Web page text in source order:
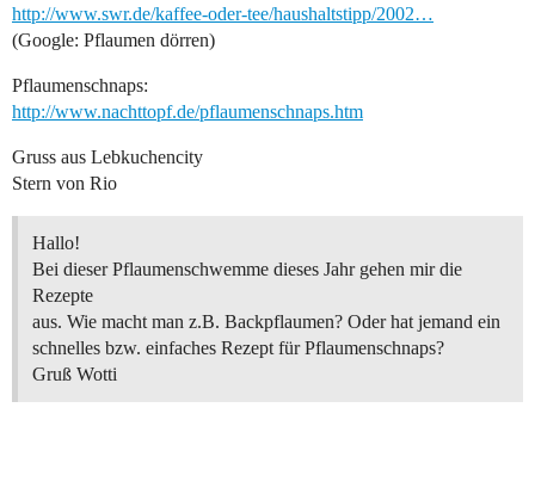
http://www.swr.de/kaffee-oder-tee/haushaltstipp/2002…
(Google: Pflaumen dörren)
Pflaumenschnaps:
http://www.nachttopf.de/pflaumenschnaps.htm
Gruss aus Lebkuchencity
Stern von Rio
Hallo!
Bei dieser Pflaumenschwemme dieses Jahr gehen mir die
Rezepte
aus. Wie macht man z.B. Backpflaumen? Oder hat jemand ein
schnelles bzw. einfaches Rezept für Pflaumenschnaps?
Gruß Wotti